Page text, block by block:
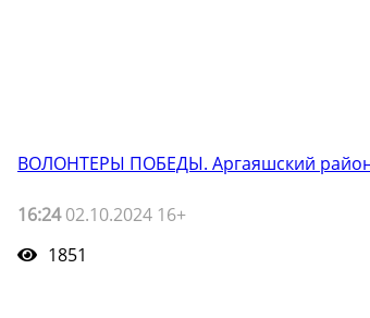
ВОЛОНТЕРЫ ПОБЕДЫ. Аргаяшский
16:2402.10.2024 16+
1851